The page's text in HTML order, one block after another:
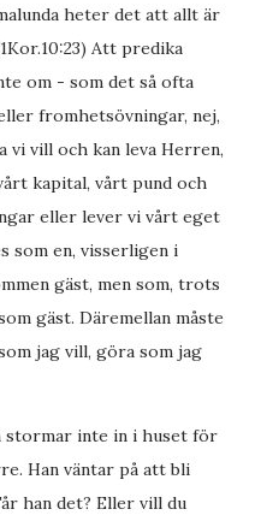
heter det att allt är
Att predika
om - som det så ofta
fromhetsövningar, nej,
vi vill och kan leva Herren,
kapital, vårt pund och
eller lever vi vårt eget
som en, visserligen i
gäst, men som, trots
gäst. Däremellan måste
jag vill, göra som jag
stormar inte in i huset för
Han väntar på att bli
han det? Eller vill du